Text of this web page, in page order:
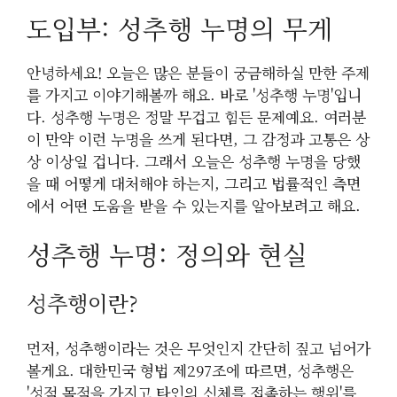
도입부: 성추행 누명의 무게
안녕하세요! 오늘은 많은 분들이 궁금해하실 만한 주제
를 가지고 이야기해볼까 해요. 바로 '성추행 누명'입니
다. 성추행 누명은 정말 무겁고 힘든 문제예요. 여러분
이 만약 이런 누명을 쓰게 된다면, 그 감정과 고통은 상
상 이상일 겁니다. 그래서 오늘은 성추행 누명을 당했
을 때 어떻게 대처해야 하는지, 그리고 법률적인 측면
에서 어떤 도움을 받을 수 있는지를 알아보려고 해요.
성추행 누명: 정의와 현실
성추행이란?
먼저, 성추행이라는 것은 무엇인지 간단히 짚고 넘어가
볼게요. 대한민국 형법 제297조에 따르면, 성추행은
'성적 목적을 가지고 타인의 신체를 접촉하는 행위'를